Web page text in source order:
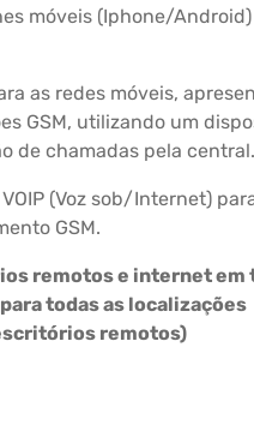
móveis (Iphone/
as redes móveis,
GSM, utilizando um
de chamadas pela central.
(Voz sob/Internet)
GSM.
remotos e internet em
todas as localizações
remotos)